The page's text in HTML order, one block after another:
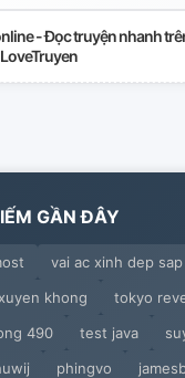
- Đọc truyện nhanh
GẦN ĐÂY
vai ac xinh dep
khong
tokyo
490
test java
phingvo